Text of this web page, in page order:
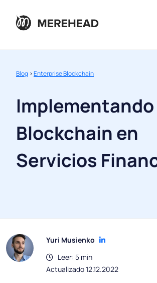
Blog >Enterprise Blockchain
Implementando
Blockchain en
Servicios
Yuri Musienko
Leer: 5 min
Actualizado 12.12.2022